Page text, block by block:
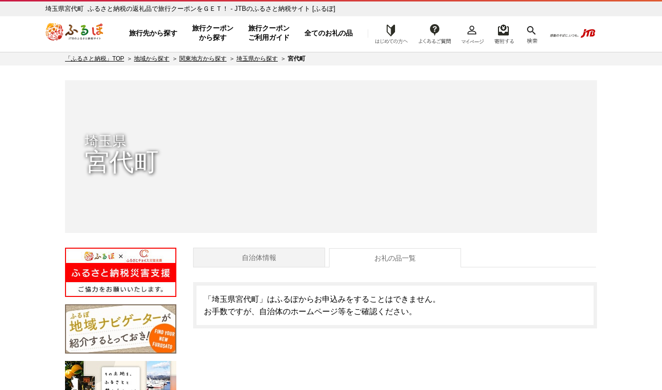
埼玉県宮代町 ふるさと納税の返礼品で旅行クーポンをＧＥＴ！ - JTBのふるさと納税サイト [ふるぽ]
旅行先から探す
旅行クーポン
から探す
旅行クーポン
ご利用ガイド
全てのお礼の品 はじめての方へ
「ふるさと納税」TOP 地域から探す 関東地方から探す 埼玉県から探す 宮代町
埼玉県
宮代町
自治体情報 お礼の品一覧
「埼玉県宮代町」はふるぽからお申込みをすることはできません。
お手数ですが、自治体のホームページ等をご確認ください。